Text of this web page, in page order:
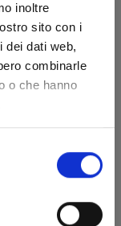
inoltre
sito con i
dei dati web,
combinarle
o che hanno